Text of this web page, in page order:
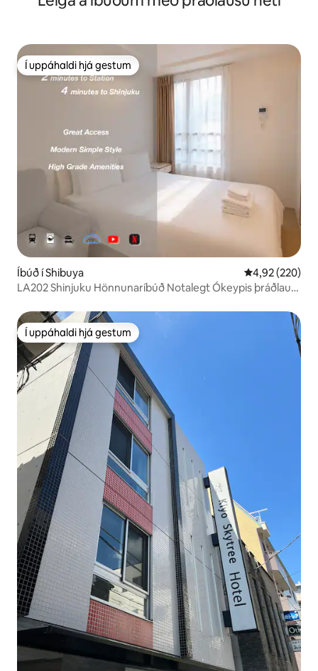
Í uppáhaldi hjá gestum
Í uppáhaldi hjá gestum
Íbúð í Shibuya 4,92 af 5 í
4,92 (220)
LA202 Shinjuku Hönnunaríbúð Notalegt Ókeypis þráðlaust
Í uppáhaldi hjá gestum
Í uppáhaldi hjá gestum